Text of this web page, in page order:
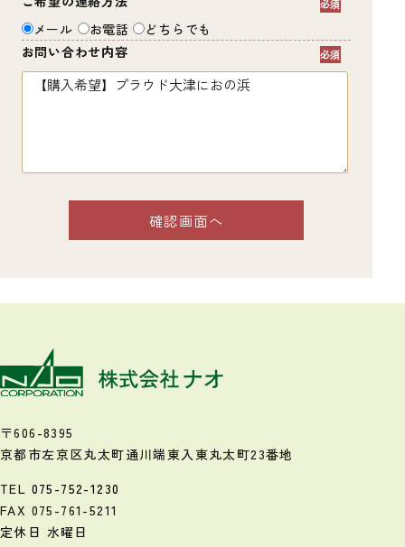
メール
お電話
どちらでも
お問い合わせ内容
〒606-8395
京都市左京区丸太町通川端東入 東丸太町23番地
TEL 075-752-1230
FAX 075-761-5211
定休日 水曜日